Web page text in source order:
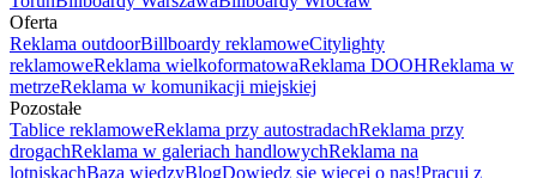
Oferta
Reklama outdoorBillboardy reklamoweCitylighty
reklamoweReklama wielkoformatowaReklama DOOHReklama w
metrzeReklama w komunikacji miejskiej
Pozostałe
Tablice reklamoweReklama przy autostradachReklama przy
drogachReklama w galeriach handlowychReklama na
lotniskachBaza wiedzyBlogDowiedz się więcej o nas!Pracuj z